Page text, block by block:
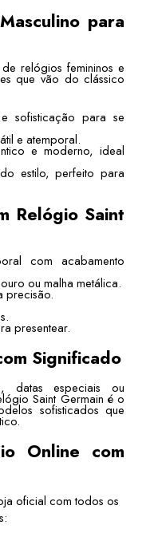
para
relógios femininos e
que vão do clássico
sofisticação para se
e atemporal.
e moderno, ideal
estilo, perfeito para
Relógio Saint
com acabamento
ou malha metálica.
precisão.
presentear.
Significado
datas especiais ou
Saint Germain é o
sofisticados que
Online com
oficial com todos os